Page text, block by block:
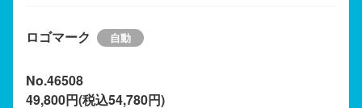
ロゴマーク
No.46508
49,800円(税込54,780円)